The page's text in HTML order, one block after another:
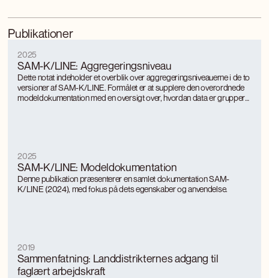
Publikationer
SAM-K/LINE: Aggregeringsniveau
2025
Dette notat indeholder et overblik over aggregeringsniveauerne i de to
versioner af SAM-K/LINE. Formålet er at supplere den overordnede
modeldokumentation med en oversigt over, hvordan data er grupperet
SAM-K/LINE: Modeldokumentation
2025
Denne publikation præsenterer en samlet dokumentation SAM-
K/LINE (2024), med fokus på dets egenskaber og anvendelse.
Sammenfatning: Landdistrikternes adgang til
faglært arbejdskraft
2019